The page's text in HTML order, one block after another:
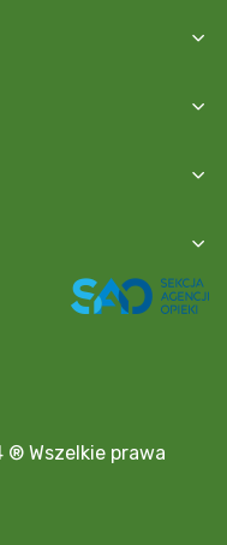
Wszelkie prawa